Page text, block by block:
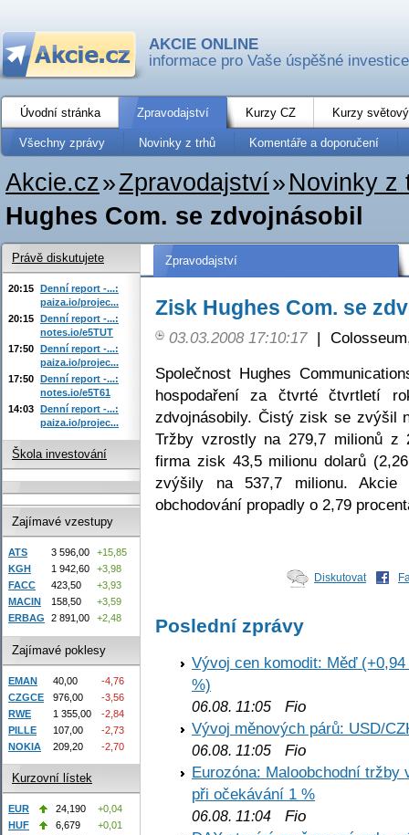
AKCIE ONLINE
informace pro Vaše úspěšné investice
Úvodní stránka Zpravodajství Kurzy CZ Kurzy
Všechny zprávy Novinky z trhů Komentáře a doporučení
Akcie.cz»Zpravodajství» Novinky z
Hughes Com. se zdvojnásobil
Zpravodajství
Zisk Hughes Com. se
03.03.2008 17:10:17 |
Společnost Hughes
hospodaření za čtvrté čtvrtletí
zdvojnásobily. Čistý zisk se zvýšil
Tržby vzrostly na 279,7 milionů z
firma zisk 43,5 milionu dolarů
zvýšily na 537,7 milionu. Akcie
obchodování propadly o 2,79
Diskutovat
Poslední zprávy
Vývoj cen komodit: Měď
%)
06.08. 11:05 Fio
Vývoj měnových párů: USD/
06.08. 11:05 Fio
Eurozóna: Maloobchodní
při očekávání 1 %
06.08. 11:04 Fio
Právě diskutujete
20:15 Denní report -...:
paiza.io/projec...
20:15 Denní report -...:
notes.io/e5TUT
17:50 Denní report -...:
paiza.io/projec...
17:50 Denní report -...:
notes.io/e5T61
14:03 Denní report -...:
paiza.io/projec...
Škola investování
Zajímavé vzestupy
ATS 3 596,00
+15,85
KGH
1 942,60
+3,98
FACC
423,50
+3,93
MACIN
158,50
+3,59
ERBAG
2 891,00 +2,48
Zajímavé poklesy
EMAN 40,00
-4,76
CZGCE
976,00
-3,56
RWE
1 355,00
-2,84
PILLE
107,00
-2,73
NOKIA
209,20 -2,70
Kurzovní lístek
EUR 24,190
+0,04
HUF
6,679
+0,01